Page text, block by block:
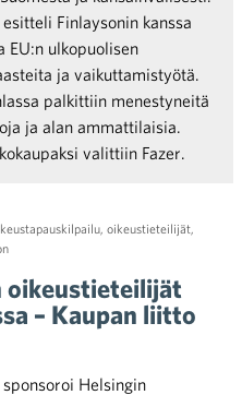
Finlaysonin kanssa
EU:n ulkopuolisen
ja vaikuttamistyötä.
palkittiin menestyneitä
ja alan ammattilaisia.
valittiin Fazer.
, oikeustieteilijät,
oikeustieteilijät
– Kaupan liitto
Helsingin